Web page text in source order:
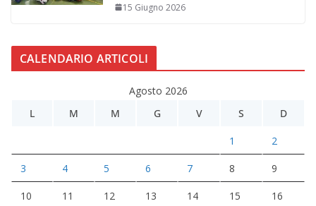
15 Giugno 2026
CALENDARIO ARTICOLI
Agosto 2026
L
M M G V S D
1 2
3 4 5 6 7 8 9
10 11 12 13 14 15 16